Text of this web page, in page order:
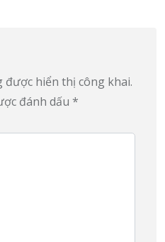
được hiển thị công khai.
đánh dấu *